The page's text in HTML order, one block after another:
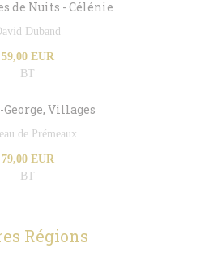
de Nuits - Célénie
Duband
59,00 EUR
BT
Villages
de Prémeaux
79,00 EUR
BT
Régions